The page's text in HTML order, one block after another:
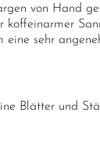
von Hand
koffeinarmer
sehr
Blätter und